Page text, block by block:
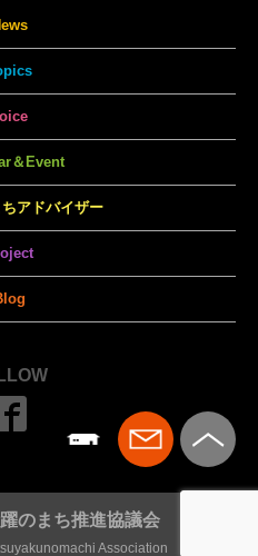
＆Event
アドバイザー
のまち推進協議会
Association